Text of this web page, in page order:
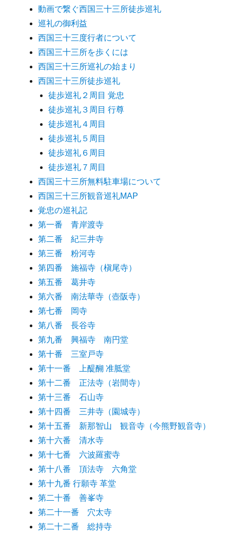
動画で繋ぐ西国三十三所徒歩巡礼
巡礼の御利益
西国三十三度行者について
西国三十三所を歩くには
西国三十三所巡礼の始まり
西国三十三所徒歩巡礼
徒歩巡礼２周目 覚忠
徒歩巡礼３周目 行尊
徒歩巡礼４周目
徒歩巡礼５周目
徒歩巡礼６周目
徒歩巡礼７周目
西国三十三所無料駐車場について
西国三十三所観音巡礼MAP
覚忠の巡礼記
第一番 青岸渡寺
第二番 紀三井寺
第三番 粉河寺
第四番 施福寺（槇尾寺）
第五番 葛井寺
第六番 南法華寺（壺阪寺）
第七番 岡寺
第八番 長谷寺
第九番 興福寺 南円堂
第十番 三室戸寺
第十一番 上醍醐 准胝堂
第十二番 正法寺（岩間寺）
第十三番 石山寺
第十四番 三井寺（園城寺）
第十五番 新那智山 観音寺（今熊野観音寺）
第十六番 清水寺
第十七番 六波羅蜜寺
第十八番 頂法寺 六角堂
第十九番 行願寺 革堂
第二十番 善峯寺
第二十一番 穴太寺
第二十二番 総持寺